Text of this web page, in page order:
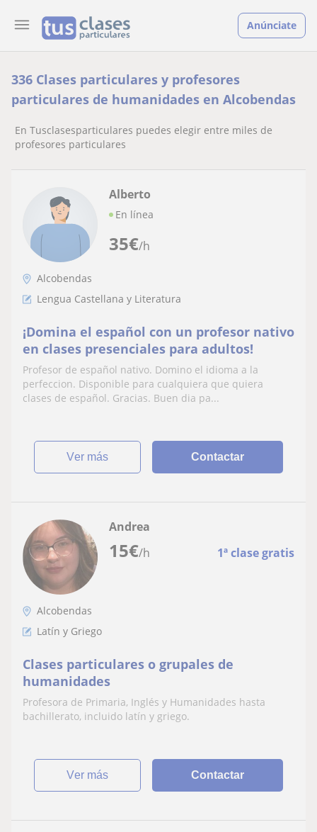
Anúnciate
336 Clases particulares y profesores
particulares de humanidades en Alcobendas
En Tusclasesparticulares puedes elegir entre miles de
profesores particulares
35€/h
Alberto
En línea
Alcobendas
Lengua Castellana y Literatura
¡Domina el español con un profesor nativo
en clases presenciales para adultos!
Profesor de español nativo. Domino el idioma a la
perfeccion. Disponible para cualquiera que quiera
clases de español. Gracias. Buen dia pa...
ver más Contactar
15€/h 1ª clase gratis
Andrea
Alcobendas
Latín y Griego
Clases particulares o grupales de
humanidades
Profesora de Primaria, Inglés y Humanidades hasta
bachillerato, incluido latín y griego.
ver más Contactar